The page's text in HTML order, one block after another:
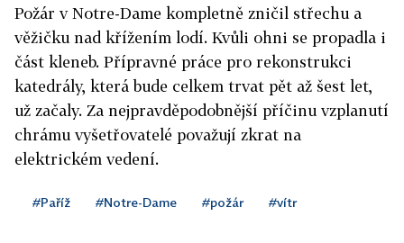
Požár v Notre-Dame kompletně zničil střechu a
věžičku nad křížením lodí. Kvůli ohni se propadla i
část kleneb. Přípravné práce pro rekonstrukci
katedrály, která bude celkem trvat pět až šest let,
už začaly. Za nejpravděpodobnější příčinu vzplanutí
chrámu vyšetřovatelé považují zkrat na
elektrickém vedení.
#Paříž #Notre-Dame #požár #vítr